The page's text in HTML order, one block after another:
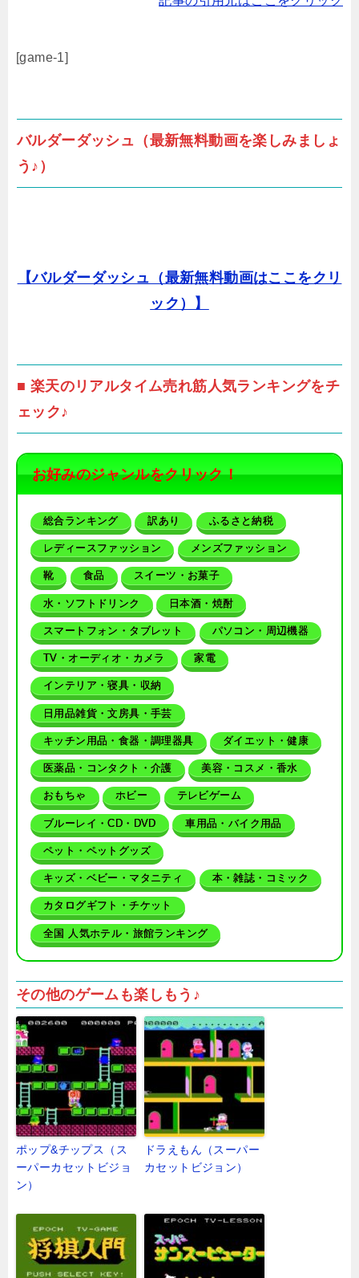
[game-1]
バルダーダッシュ（最新無料動画を楽しみましょ
う♪）
【バルダーダッシュ（最新無料動画はここをクリ
ック）】
■ 楽天のリアルタイム売れ筋人気ランキングをチ
ェック♪
お好みのジャンルをクリック！
総合ランキング 訳あり ふるさと納税
レディースファッション メンズファッション
靴 食品 スイーツ・お菓子
水・ソフトドリンク 日本酒・焼酎
スマートフォン・タブレット パソコン・周辺機器
TV・オーディオ・カメラ 家電
インテリア・寝具・収納
日用品雑貨・文房具・手芸
キッチン用品・食器・調理器具 ダイエット・健康
医薬品・コンタクト・介護 美容・コスメ・香水
おもちゃ ホビー テレビゲーム
ブルーレイ・CD・DVD 車用品・バイク用品
ペット・ペットグッズ
キッズ・ベビー・マタニティ 本・雑誌・コミック
カタログギフト・チケット
全国 人気ホテル・旅館ランキング
その他のゲームも楽しもう♪
ポップ&チップス（ス
ーパーカセットビジョ
ン）
ドラえもん（スーパー
カセットビジョン）